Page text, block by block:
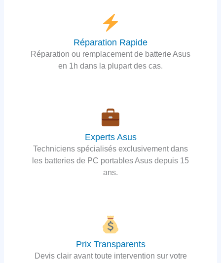
Réparation Rapide
Réparation ou remplacement de batterie Asus
en 1h dans la plupart des cas.
Experts Asus
Techniciens spécialisés exclusivement dans
les batteries de PC portables Asus depuis 15
ans.
Prix Transparents
Devis clair avant toute intervention sur votre